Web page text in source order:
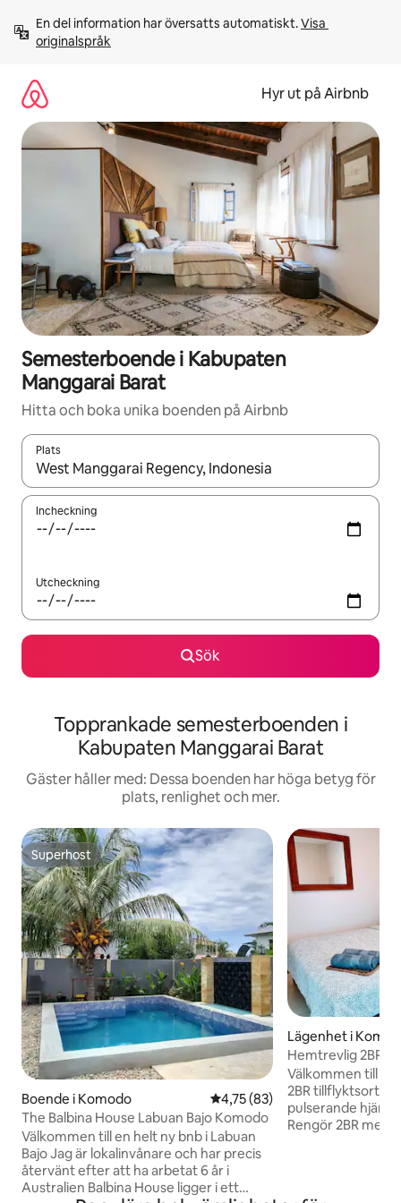
innehåll
En del information har översatts automatiskt. Visa
originalspråk
Hyr ut på Airbnb
Semesterboende i Kabupaten
Manggarai Barat
Hitta och boka unika boenden på Airbnb
Plats
När resultaten är tillgängliga kan du navigera med upp- och
Incheckning
Utcheckning
Sök
Topprankade semesterboenden i
Kabupaten Manggarai Barat
Gäster håller med: Dessa boenden har höga betyg för
plats, renlighet och mer.
Superhost
Superhost
Boende i Komodo 4,75 av 5 i genomsnittligt
4,75 (83)
The Balbina House Labuan Bajo Komodo
Välkommen till en helt ny bnb i Labuan
Bajo Jag är lokalinvånare och har precis
återvänt efter att ha arbetat 6 år i
Australien Balbina House ligger i ett
Lägenhet i
Hemtrevlig 2BR i
"Ruang Bajo"
Välkommen till
2BR tillflyktsort
pulserande hjärtat
Rengör 2BR med